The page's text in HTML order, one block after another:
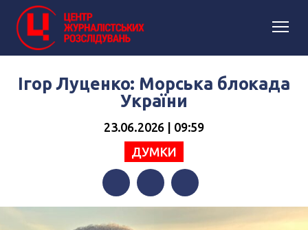
Ігор Луценко: Морська блокада
України
23.06.2026 | 09:59
ДУМКИ
FacebookTwitterTelegram